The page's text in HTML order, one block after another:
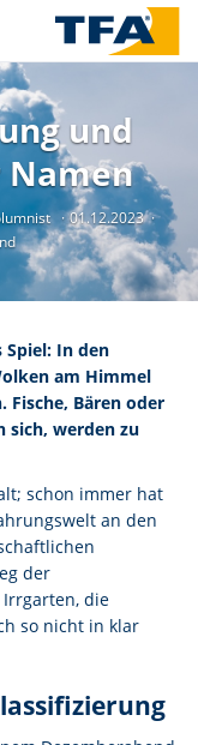
und
01.12.2023
In den
am Himmel
Fische, Bären oder
sich, werden zu
schon immer hat
an den
der
die
so nicht in klar